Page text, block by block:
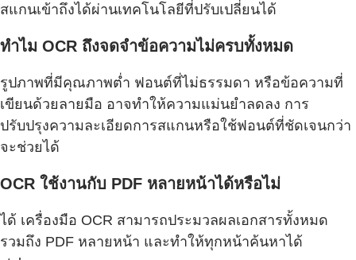
สแกนเข้าถึงได้ผ่านเทคโนโลยีที่ปรับเปลี่ยนได้
ทำไม OCR ถึงจดจำข้อความไม่ครบทั้งหมด
รูปภาพที่มีคุณภาพต่ำ ฟอนต์ที่ไม่ธรรมดา หรือข้อความที่
เขียนด้วยลายมือ อาจทำให้ความแม่นยำลดลง การ
ปรับปรุงความละเอียดการสแกนหรือใช้ฟอนต์ที่ชัดเจนกว่า
จะช่วยได้
OCR ใช้งานกับ PDF หลายหน้าได้หรือไม่
ได้ เครื่องมือ OCR สามารถประมวลผลเอกสารทั้งหมด
รวมถึง PDF หลายหน้า และทำให้ทุกหน้าค้นหาได้